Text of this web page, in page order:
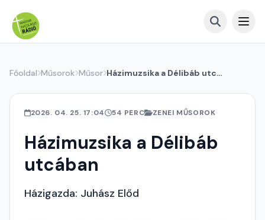
Főoldal Műsorok Műsor Házimuzsika a Délibáb utcában
2026. 04. 25. 17:04 54 PERC ZENEI MŰSOROK
Házimuzsika a Délibáb
utcában
Házigazda: Juhász Előd